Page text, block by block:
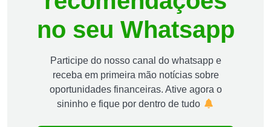
no seu Whatsapp
Participe do nosso canal do whatsapp e
receba em primeira mão notícias sobre
oportunidades financeiras. Ative agora o
sininho e fique por dentro de tudo